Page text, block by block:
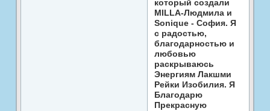
который создали
MILLA-Людмила и
Sonique - София. Я
с радостью,
благодарностью и
любовью
раскрываюсь
Энергиям Лакшми
Рейки Изобилия. Я
Благодарю
Прекрасную